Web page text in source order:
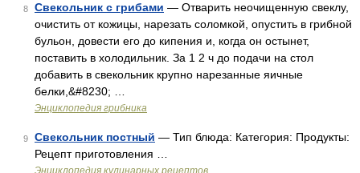
8 Свекольник с грибами — Отварить неочищенную свеклу,
очистить от кожицы, нарезать соломкой, опустить в грибной
бульон, довести его до кипения и, когда он остынет,
поставить в холодильник. За 1 2 ч до подачи на стол
добавить в свекольник крупно нарезанные яичные
белки,&#8230; …
Энциклопедия грибника
9 Свекольник постный — Тип блюда: Категория: Продукты:
Рецепт приготовления …
Энциклопедия кулинарных рецептов